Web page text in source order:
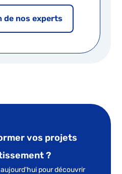
de nos experts
vos projets
?
pour découvrir